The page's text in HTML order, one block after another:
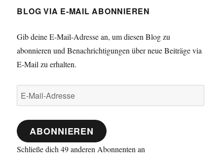
BLOG VIA E-MAIL ABONNIEREN
Gib deine E-Mail-Adresse an, um diesen Blog zu
abonnieren und Benachrichtigungen über neue Beiträge via
E-Mail zu erhalten.
E-
Mail-
Adresse
ABONNIEREN
Schließe dich 49 anderen Abonnenten an